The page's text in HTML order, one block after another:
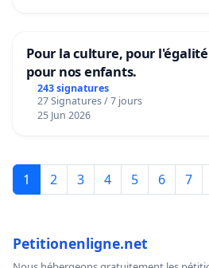
Pour la culture, pour
pour nos enfants.
243 signatures
27 Signatures / 7 jours
25 Jun 2026
1 2 3 4 5 6 7
Petitionenligne.net